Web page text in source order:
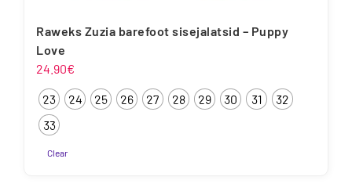
Raweks Zuzia barefoot sisejalatsid – Puppy
Love
24.90€
23 24 25 26 27 28 29 30 31
32
33
Clear